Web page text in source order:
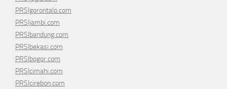
PRSIgorontalo.com
PRSIjambi.com
PRSIbandung.com
PRSIbekasi.com
PRSIbogor.com
PRSIcimahi.com
PRSIcirebon.com